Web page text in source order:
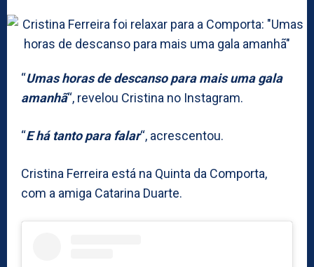
“Umas horas de descanso para mais uma gala
amanhã“, revelou Cristina no Instagram.
“E há tanto para falar“, acrescentou.
Cristina Ferreira está na Quinta da Comporta,
com a amiga Catarina Duarte.